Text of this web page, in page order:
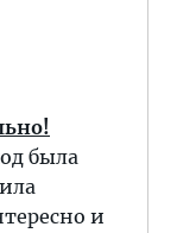
была
и